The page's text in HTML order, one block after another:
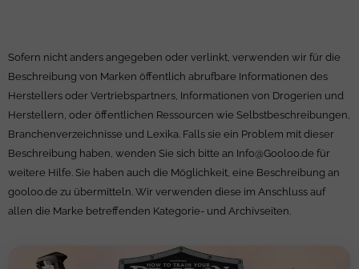
Sofern nicht anders angegeben oder verlinkt, verwenden wir für die
Beschreibung von Marken öffentlich abrufbare Informationen des
Herstellers oder Vertriebspartners, Informationen von Drogerien und
Herstellern, oder öffentlichen Ressourcen wie Selbstbeschreibungen,
Branchenverzeichnisse und Lexika. Falls sie ein Problem mit dieser
Beschreibung haben, wenden Sie sich bitte an Info@Gooloo.de für
weitere Hilfe. Sie haben auch die Möglichkeit, eine Beschreibung an
gooloo.de zu übermitteln. Wir verwenden diese im Anschluss auf
allen die Marke betreffenden Kategorie- und Archivseiten.